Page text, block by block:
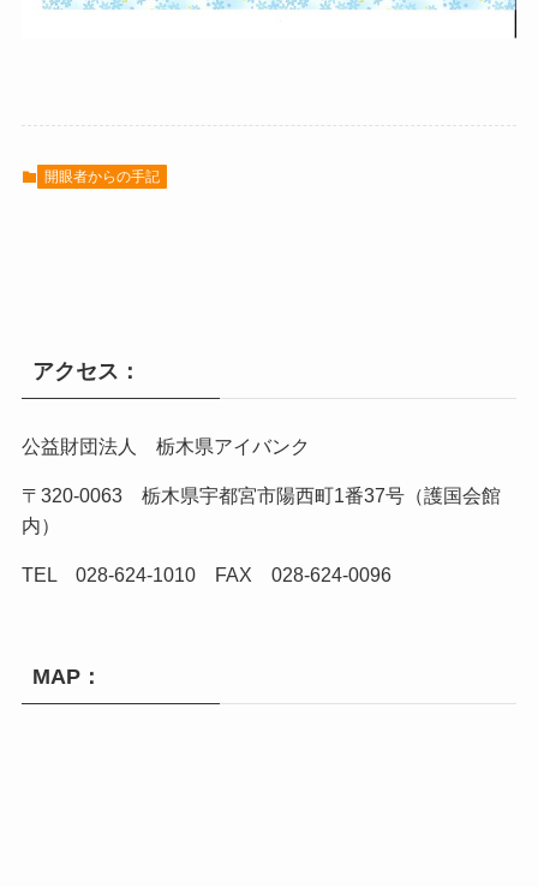
開眼者からの手記
アクセス：
公益財団法人 栃木県アイバンク
〒320-0063 栃木県宇都宮市陽西町1番37号（護国会館
内）
TEL 028-624-1010 FAX 028-624-0096
MAP：